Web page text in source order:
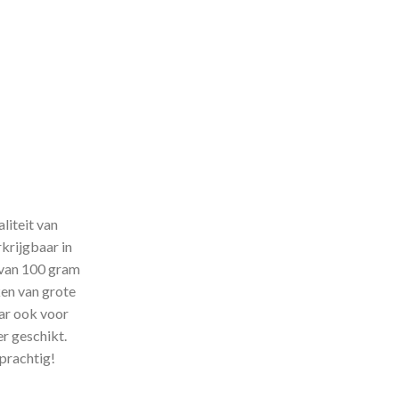
van
in
100 gram
van grote
ook voor
geschikt.